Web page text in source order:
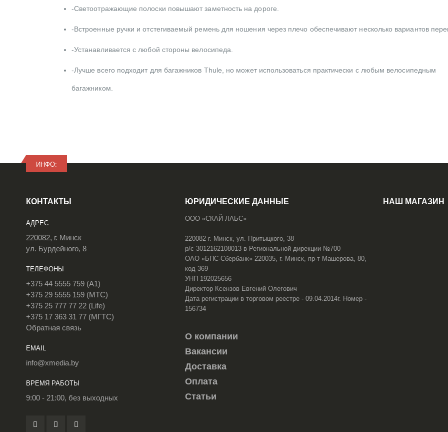
-Светоотражающие полоски повышают заметность на дороге.
-Встроенные ручки и отстегиваемый ремень для ношения через плечо обеспечивают несколько вариантов
-Устанавливается с любой стороны велосипеда.
-Лучше всего подходит для багажников Thule, но может использоваться практически с любым велосипедным
багажником.
ИНФО:
КОНТАКТЫ
АДРЕС
220082, г. Минск
ул. Бурдейного, 8
ТЕЛЕФОНЫ
+375 44 5555 759 (A1)
+375 29 5555 159 (МТС)
+375 25 777 77 22 (Life)
+375 17 363 31 77 (МГТС)
Обратная связь
EMAIL
info@xmedia.by
ВРЕМЯ РАБОТЫ
9:00 - 21:00, без выходных
ЮРИДИЧЕСКИЕ ДАННЫЕ
ООО «СКАЙ ЛАБС»
220082 г. Минск, ул. Притыцкого, 38
р/с 3012162108013 в Региональной дирекции №700
ОАО «БПС-Сбербанк» 220035, г. Минск, пр-т Машерова, 80,
код 369
УНП 192025656
Директор Ксензов Евгений Олегович
Дата регистрации в торговом реестре - 09.04.2014г. Номер -
156734
О компании
Вакансии
Доставка
Оплата
Статьи
НАШ МАГАЗИН